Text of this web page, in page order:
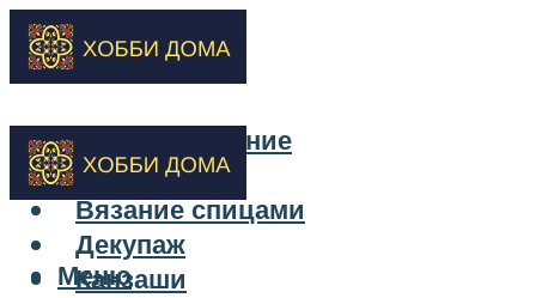
Бисероплетение
Вышивка
Вязание спицами
Декупаж
Канзаши
Меню